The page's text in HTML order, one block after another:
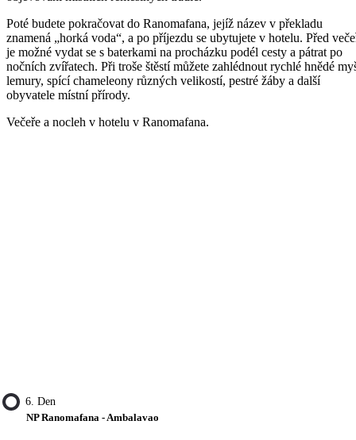
Poté budete pokračovat do Ranomafana, jejíž název v překladu
znamená „horká voda“, a po příjezdu se ubytujete v hotelu. Před
je možné vydat se s baterkami na procházku podél cesty a pátrat po
nočních zvířatech. Při troše štěstí můžete zahlédnout rychlé hnědé
lemury, spící chameleony různých velikostí, pestré žáby a další
obyvatele místní přírody.
Večeře a nocleh v hotelu v Ranomafana.
6. Den
NP Ranomafana - Ambalavao